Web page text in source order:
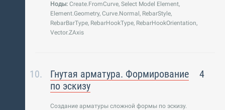
Ноды: Create.FromCurve, Select Model Element,
Element.Geometry, Curve.Normal, RebarStyle,
RebarBarType, RebarHookType, RebarHookOrientation,
Vector.ZAxis
Гнутая арматура. Формирование
по эскизу
4
Создание арматуры сложной формы по эскизу.